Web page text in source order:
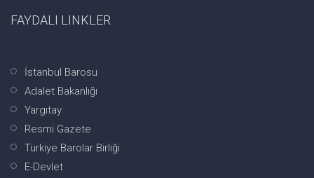
FAYDALI LINKLER
İstanbul Barosu
Adalet Bakanlığı
Yargıtay
Resmi Gazete
Türkiye Barolar Birliği
E-Devlet